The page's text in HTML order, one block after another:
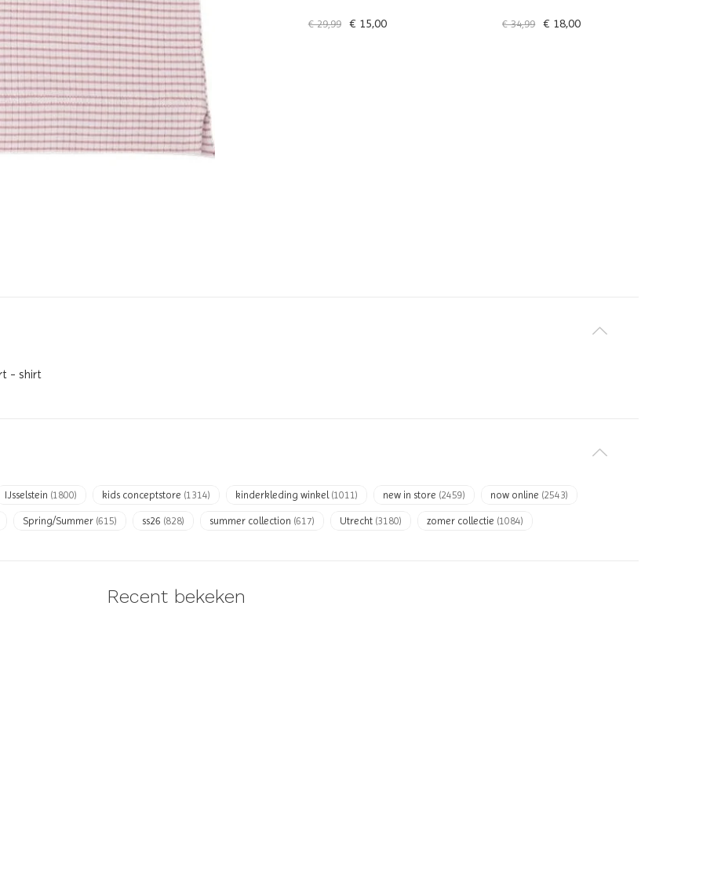
€ 42,49 € 22,00 € 29,99 € 15,00 € 34,99 € 18,00
- shirt
IJsselstein (1800) kids conceptstore (1314) kinderkleding winkel (1011) new in store (2459) now online (2543)
Spring/Summer (615) ss26 (828) summer collection (617) Utrecht (3180) zomer collectie (1084)
Recent bekeken